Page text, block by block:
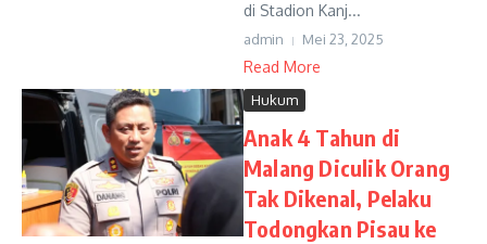
di Stadion Kanj...
admin Mei 23, 2025
Read More
Hukum
Anak 4 Tahun di
Malang Diculik Orang
Tak Dikenal, Pelaku
Todongkan Pisau ke